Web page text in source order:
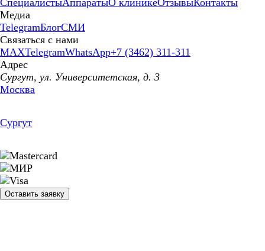
СпециалистыАппаратыО клиникеОтзывыКонтакты
Медиа
TelegramБлогСМИ
Связаться с нами
MAXTelegramWhatsApp+7 (3462) 311-311
Адрес
Сургут, ул. Университетская, д. 3
Москва
Сургут
Оставить заявку